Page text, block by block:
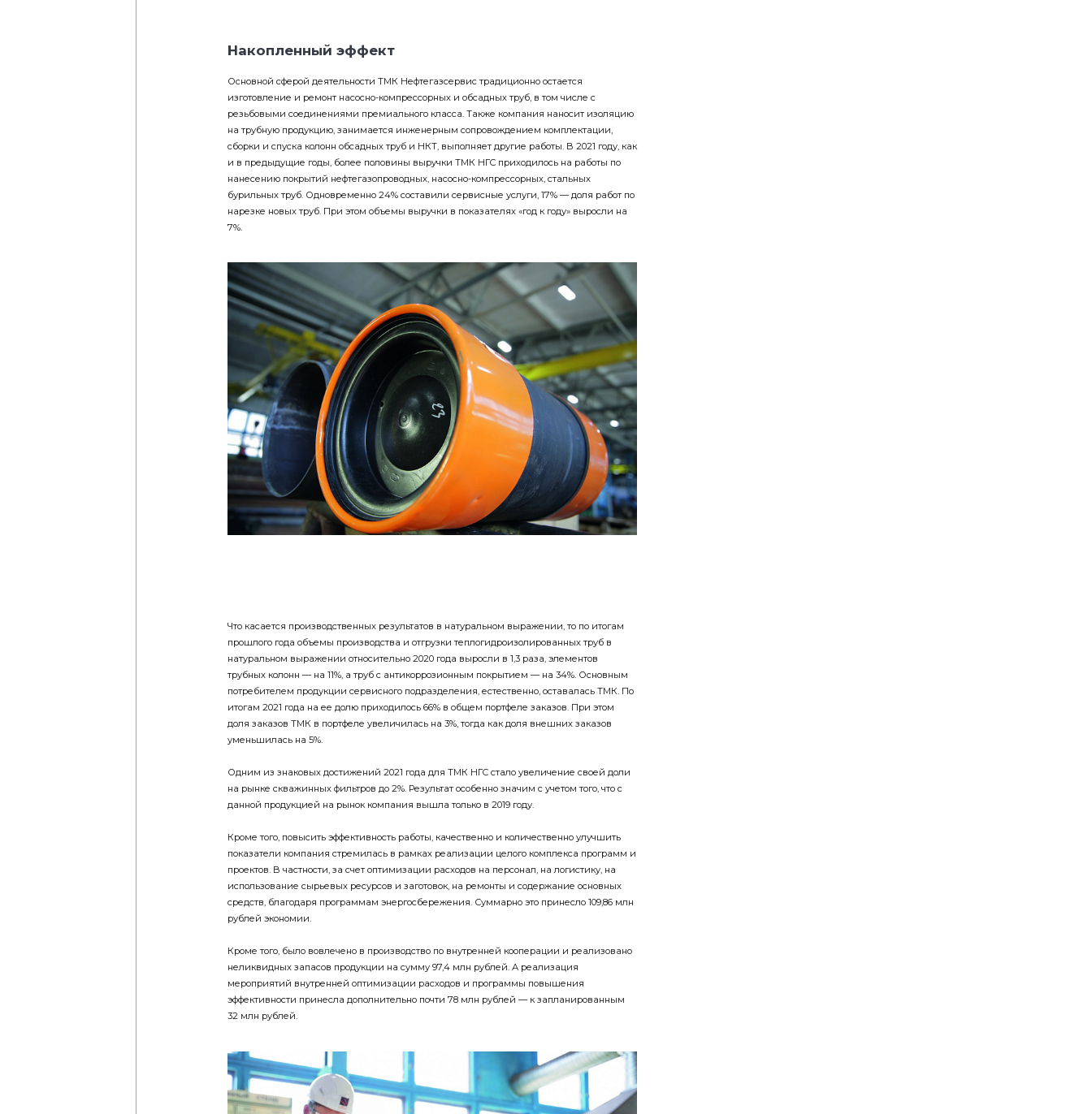
изготовление и ремонт насосно-компрессорных и обсадных труб, в том числе с
резьбовыми соединениями премиального класса. Также компания наносит изоляцию
на трубную продукцию, занимается инженерным сопровождением комплектации,
сборки и спуска колонн обсадных труб и НКТ, выполняет другие работы. В 2021 году, как
и в предыдущие годы, более половины выручки ТМК НГС приходилось на работы по
нанесению покрытий нефтегазопроводных, насосно-компрессорных, стальных
бурильных труб. Одновременно 24% составили сервисные услуги, 17% — доля работ по
нарезке новых труб. При этом объемы выручки в показателях «год к году» выросли на
7%.
прошлого года объемы производства и отгрузки теплогидроизолированных труб в
натуральном выражении относительно 2020 года выросли в 1,3 раза, элементов
трубных колонн — на 11%, а труб с антикоррозионным покрытием — на 34%. Основным
потребителем продукции сервисного подразделения, естественно, оставалась ТМК. По
итогам 2021 года на ее долю приходилось 66% в общем портфеле заказов. При этом
доля заказов ТМК в портфеле увеличилась на 3%, тогда как доля внешних заказов
уменьшилась на 5%.
на рынке скважинных фильтров до 2%. Результат особенно значим с учетом того, что с
данной продукцией на рынок компания вышла только в 2019 году.
показатели компания стремилась в рамках реализации целого комплекса программ и
проектов. В частности, за счет оптимизации расходов на персонал, на логистику, на
использование сырьевых ресурсов и заготовок, на ремонты и содержание основных
средств, благодаря программам энергосбережения. Суммарно это принесло 109,86 млн
рублей экономии.
неликвидных запасов продукции на сумму 97,4 млн рублей. А реализация
мероприятий внутренней оптимизации расходов и программы повышения
эффективности принесла дополнительно почти 78 млн рублей — к запланированным
32 млн рублей.